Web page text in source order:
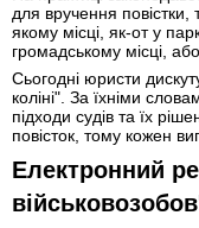
для вручення
якому місці, як-от у
громадському місці,
Сьогодні юристи
коліні". За їхніми
підходи судів та їх
повісток, тому кожен
Електронний